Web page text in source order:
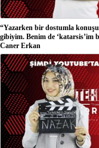
“Yazarken bir dostumla
gibiyim. Benim de ‘katarsis’im
Caner Erkan